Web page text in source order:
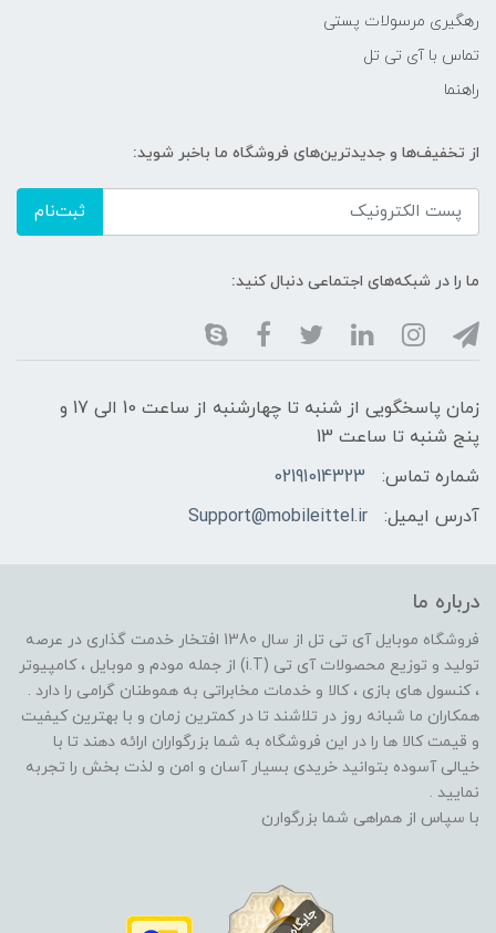
رهگیری مرسولات پستی
تماس با آی تی تل
راهنما
از تخفیف‌ها و جدیدترین‌های فروشگاه ما باخبر شوید:
ثبت‌نام
ما را در شبکه‌های اجتماعی دنبال کنید:
زمان پاسخگویی از شنبه تا چهارشنبه از ساعت 10 الی 17 و
پنج شنبه تا ساعت 13
شماره تماس:
02191014323
آدرس ایمیل:
Support@mobileittel.ir
درباره ما
فروشگاه موبایل آی تی تل از سال 1380 افتخار خدمت گذاری در عرصه
تولید و توزیع محصولات آی تی (i.T) از جمله مودم و موبایل ، کامپیوتر
، کنسول های بازی ، کالا و خدمات مخابراتی به هموطنان گرامی را دارد .
همکاران ما شبانه روز در تلاشند تا در کمترین زمان و با بهترین کیفیت
و قیمت کالا ها را در این فروشگاه به شما بزرگواران ارائه دهند تا با
خیالی آسوده بتوانید خریدی بسیار آسان و امن و لذت بخش را تجربه
نمایید .
با سپاس از همراهی شما بزرگوارن